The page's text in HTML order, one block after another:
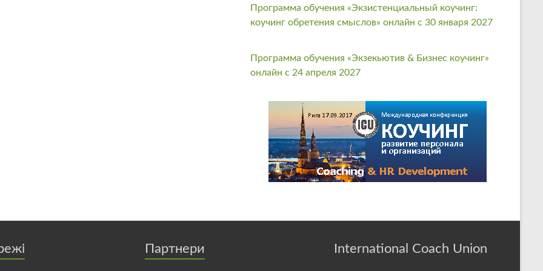
Программа обучения «Экзистенциальный коучинг:
коучинг обретения смыслов» онлайн с 30 января 2027
Программа обучения «Экзекьютив & Бизнес коучинг»
онлайн с 24 апреля 2027
Партнери International Coach Union